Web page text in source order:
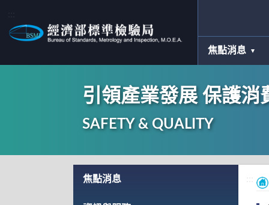
焦點消息
引領產業發展 保護消
SAFETY & QUALITY
焦點消息